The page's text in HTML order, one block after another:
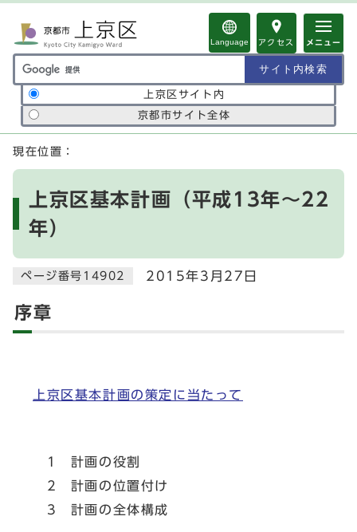
Language アクセス メニュー
サイト内検索の範囲
上京区サイト内
京都市サイト全体
ここから本文です
現在位置：
上京区基本計画（平成13年～22
年）
ページ番号14902 2015年3月27日
序章
上京区基本計画の策定に当たって
1 計画の役割
2 計画の位置付け
3 計画の全体構成